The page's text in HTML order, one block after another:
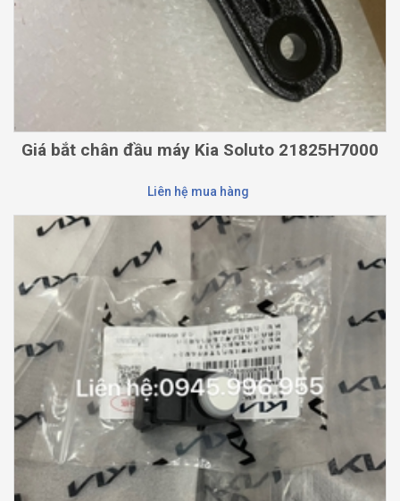
Giá bắt chân đầu máy Kia Soluto 21825H7000
Liên hệ mua hàng